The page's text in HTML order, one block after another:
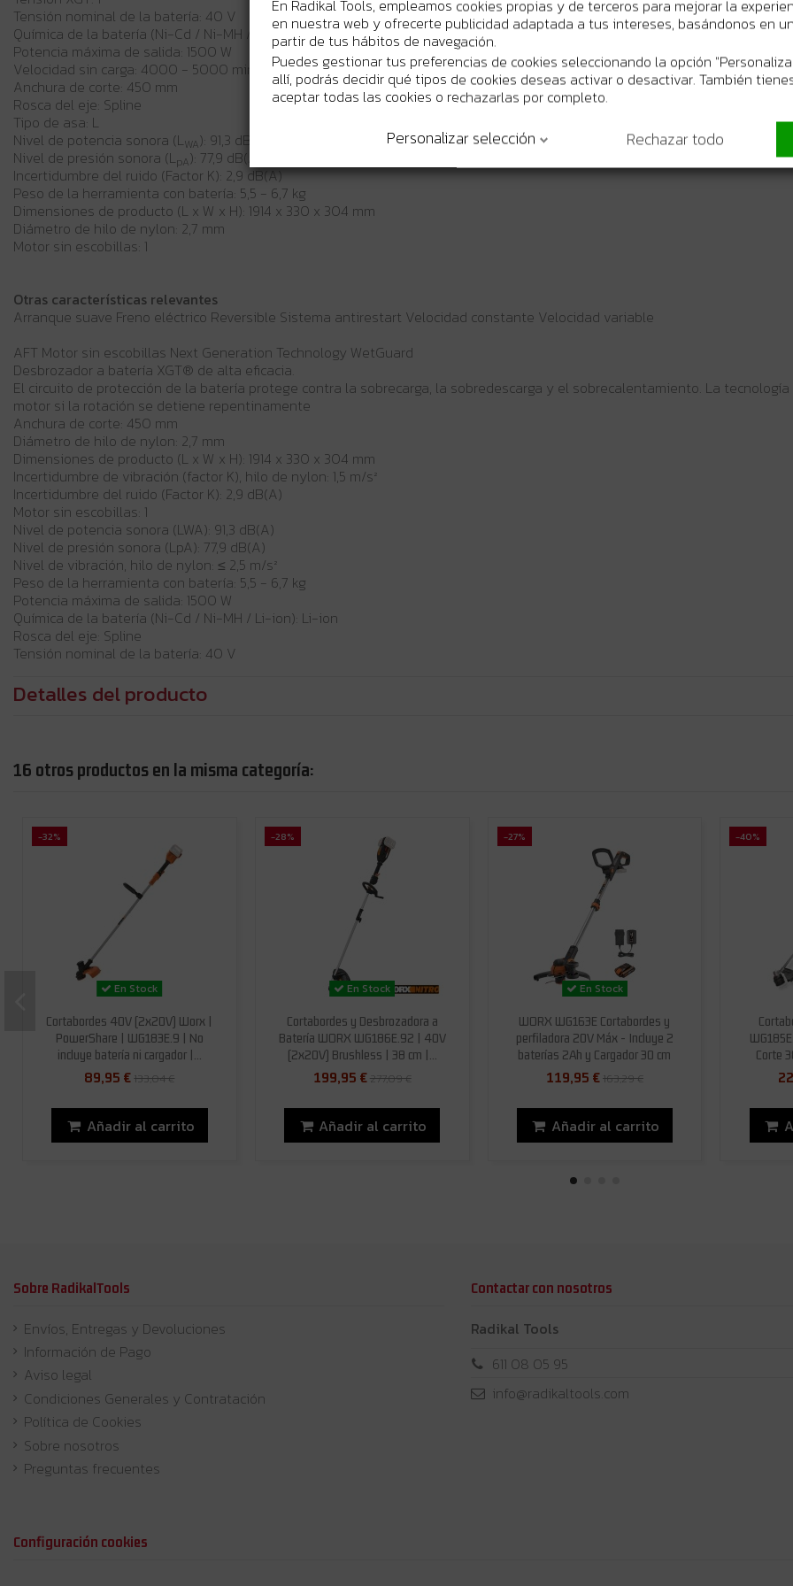
Tensión nominal de la batería: 40 V
Química de la batería (Ni-Cd / Ni-MH / Li-ion): Li-ion
Potencia máxima de salida: 1500 W
Velocidad sin carga: 4000 - 5000 min⁻¹
Anchura de corte: 450 mm
Rosca del eje: Spline
Tipo de asa: L
Nivel de potencia sonora (LWA): 91,3 dB(A)
Nivel de presión sonora (LpA): 77,9 dB(A)
Incertidumbre del ruido (Factor K): 2,9 dB(A)
Peso de la herramienta con batería: 5,5 - 6,7 kg
Dimensiones de producto (L x W x H): 1914 x 330 x 304 mm
Diámetro de hilo de nylon: 2,7 mm
Motor sin escobillas: 1
Otras características relevantes
Arranque suave Freno eléctrico Reversible Sistema antirestart Velocidad constante Velocidad variable
AFT Motor sin escobillas Next Generation Technology WetGuard
Desbrozador a batería XGT® de alta eficacia.
El circuito de protección de la batería protege contra la sobrecarga, la sobredescarga y el sobrecalentamiento. La
motor si la rotación se detiene repentinamente
Anchura de corte: 450 mm
Diámetro de hilo de nylon: 2,7 mm
Dimensiones de producto (L x W x H): 1914 x 330 x 304 mm
Incertidumbre de vibración (factor K), hilo de nylon: 1,5 m/s²
Incertidumbre del ruido (Factor K): 2,9 dB(A)
Motor sin escobillas: 1
Nivel de potencia sonora (LWA): 91,3 dB(A)
Nivel de presión sonora (LpA): 77,9 dB(A)
Nivel de vibración, hilo de nylon: ≤ 2,5 m/s²
Peso de la herramienta con batería: 5,5 - 6,7 kg
Potencia máxima de salida: 1500 W
Química de la batería (Ni-Cd / Ni-MH / Li-ion): Li-ion
Rosca del eje: Spline
Tensión nominal de la batería: 40 V
Detalles del producto
16 otros productos en la misma categoría:
-32%
En Stock
Cortabordes 40V (2x20V) Worx |
PowerShare | WG183E.9 | No
incluye batería ni cargador |...
89,95 € 133,04 €
Añadir al carrito
-28%
En Stock
Cortabordes y Desbrozadora a
Batería WORX WG186E.92 | 40V
(2x20V) Brushless | 38 cm |...
199,95 €277,09 €
Añadir al carrito
-27%
En Stock
WORX WG163E Cortabordes y
perfiladora 20V Máx - Incluye 2
baterías 2Ah y Cargador 30 cm
119,95 €163,29 €
Añadir al carrito
-40%
Corte
Sobre RadikalTools
Envíos, Entregas y Devoluciones
Información de Pago
Aviso legal
Condiciones Generales y Contratación
Política de Cookies
Sobre nosotros
Preguntas frecuentes
Contactar con nosotros
Radikal Tools
611 08 05 95
info@radikaltools.com
Configuración cookies
En Radikal Tools, empleamos cookies propias y de terceros para mejorar la
en nuestra web y ofrecerte publicidad adaptada a tus intereses, basándonos en
partir de tus hábitos de navegación.
Puedes gestionar tus preferencias de cookies seleccionando la opción
allí, podrás decidir qué tipos de cookies deseas activar o desactivar. También
aceptar todas las cookies o rechazarlas por completo.
Personalizar selección Rechazar todo